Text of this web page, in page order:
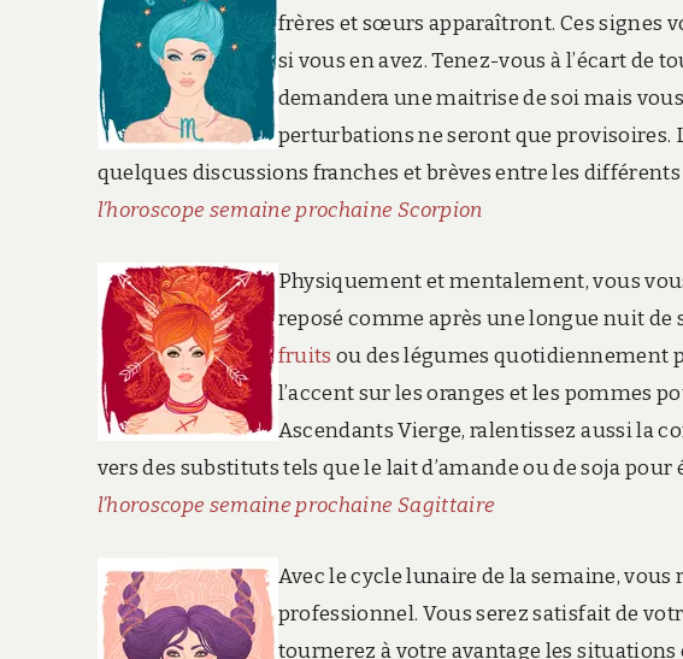
frères et sœurs apparaîtront. Ces signes
si vous en avez. Tenez-vous à l’écart de
demandera une maitrise de soi mais
perturbations ne seront que provisoires.
quelques discussions franches et brèves entre les
l’horoscope semaine prochaine Scorpion
Physiquement et mentalement, vous
reposé comme après une longue nuit de
fruits ou des légumes quotidiennement
l’accent sur les oranges et les pommes
Ascendants Vierge, ralentissez aussi la
vers des substituts tels que le lait d’amande ou de soja
l’horoscope semaine prochaine Sagittaire
Avec le cycle lunaire de la semaine,
professionnel. Vous serez satisfait de
tournerez à votre avantage les